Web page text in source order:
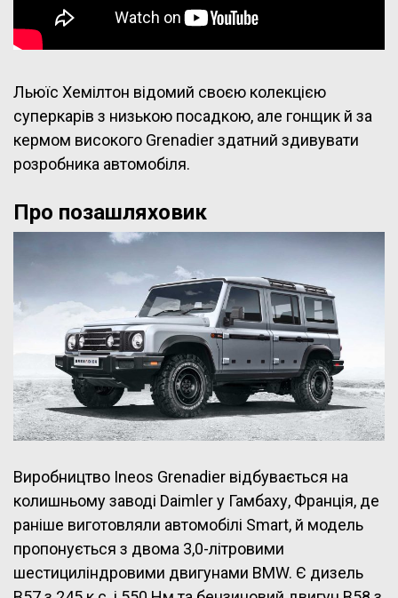
Льюїс Хемілтон відомий своєю колекцією
суперкарів з низькою посадкою, але гонщик й за
кермом високого Grenadier здатний здивувати
розробника автомобіля.
Про позашляховик
Виробництво Ineos Grenadier відбувається на
колишньому заводі Daimler у Гамбаху, Франція, де
раніше виготовляли автомобілі Smart, й модель
пропонується з двома 3,0-літровими
шестициліндровими двигунами BMW. Є дизель